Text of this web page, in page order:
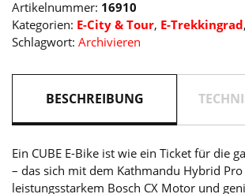
800
Menge
Artikelnummer: 16910
Kategorien: E-City & Tour, E-Trekkingrad,
Schlagwort: Archivieren
BESCHREIBUNG
Ein CUBE E-Bike ist wie ein Ticket für die
– das sich mit dem Kathmandu Hybrid
leistungsstarkem Bosch CX Motor und